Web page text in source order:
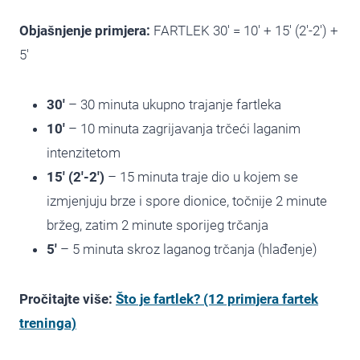
Objašnjenje primjera: FARTLEK 30′ = 10′ + 15′ (2′-2′) +
5′
30′ – 30 minuta ukupno trajanje fartleka
10′ – 10 minuta zagrijavanja trčeći laganim
intenzitetom
15′ (2′-2′) – 15 minuta traje dio u kojem se
izmjenjuju brze i spore dionice, točnije 2 minute
bržeg, zatim 2 minute sporijeg trčanja
5′ – 5 minuta skroz laganog trčanja (hlađenje)
Pročitajte više: Što je fartlek? (12 primjera fartek
treninga)